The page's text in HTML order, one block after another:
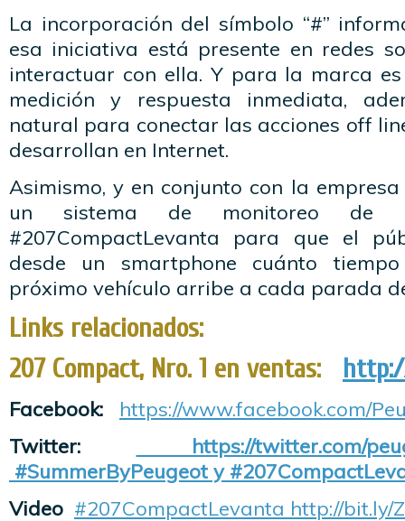
La incorporación del símbolo “#”
esa iniciativa está presente en redes
interactuar con ella. Y para la marca
medición y respuesta inmediata,
natural para conectar las acciones off
desarrollan en Internet.
Asimismo, y en conjunto con la empresa
un sistema de monitoreo de
#207CompactLevanta para que el
desde un smartphone cuánto
próximo vehículo arribe a cada parada
Links relacionados:
207 Compact, Nro. 1 en ventas:
Facebook:
https://www.facebook.com/
Twitter:
https://twitter.com/
#SummerByPeugeot y
Video #207CompactLevanta http://bit.ly/